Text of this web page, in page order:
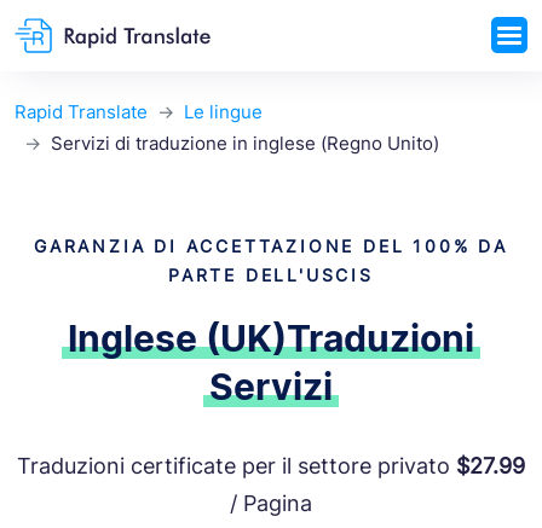
Rapid Translate
Le lingue
Servizi di traduzione in inglese (Regno Unito)
GARANZIA DI ACCETTAZIONE DEL 100% DA
PARTE DELL'USCIS
Inglese (UK)Traduzioni
Servizi
Traduzioni certificate per il settore privato $27.99
/ Pagina